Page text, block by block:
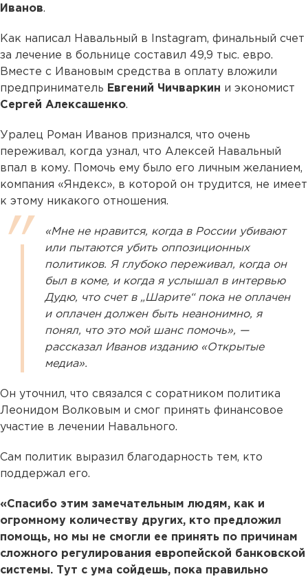
Иванов.
Как написал Навальный в Instagram, финальный счет
за лечение в больнице составил 49,9 тыс. евро.
Вместе с Ивановым средства в оплату вложили
предприниматель Евгений Чичваркин и экономист
Сергей Алексашенко.
Уралец Роман Иванов признался, что очень
переживал, когда узнал, что Алексей Навальный
впал в кому. Помочь ему было его личным желанием,
компания «Яндекс», в которой он трудится, не имеет
к этому никакого отношения.
«Мне не нравится, когда в России убивают
или пытаются убить оппозиционных
политиков. Я глубоко переживал, когда он
был в коме, и когда я услышал в интервью
Дудю, что счет в „Шарите“ пока не оплачен
и оплачен должен быть неанонимно, я
понял, что это мой шанс помочь», —
рассказал Иванов изданию «Открытые
медиа».
Он уточнил, что связался с соратником политика
Леонидом Волковым и смог принять финансовое
участие в лечении Навального.
Сам политик выразил благодарность тем, кто
поддержал его.⠀⠀
«Спасибо этим замечательным людям, как и
огромному количеству других, кто предложил
помощь, но мы не смогли ее принять по причинам
сложного регулирования европейской банковской
системы. Тут с ума сойдешь, пока правильно